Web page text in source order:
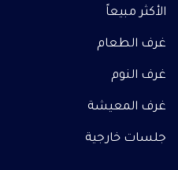
الأكثر مبيعاً
غرف الطعام
غرف النوم
غرف المعيشة
جلسات خارجية